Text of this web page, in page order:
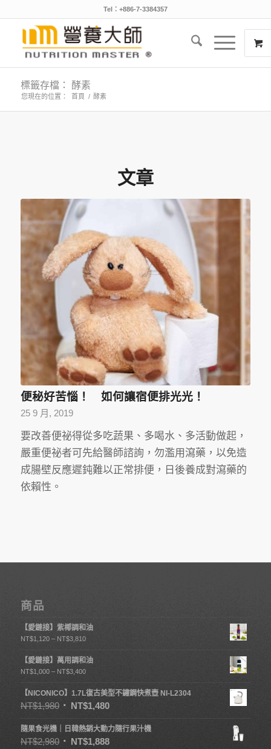
Tel：+886-7-3384357
標籤存檔： 酵素
您現在的位置： 首頁 / 酵素
文章
便秘好苦惱！ 如何讓宿便排光光！
25 9 月, 2019
要改善便祕得從多吃蔬果、多喝水、多活動做起，
嚴重便祕者可先給醫師諮詢，勿濫用瀉藥，以免造
成腸壁反應遲鈍難以正常排便，日後養成對瀉藥的
依賴性。
商品
【愛鏈接】紫椰調和油
NT$1,120 – NT$3,810
【愛鏈接】萬用調和油
NT$1,000 – NT$3,400
【NICONICO】1.7L復古美型不鏽鋼快煮壺 NI-L2304
NT$1,980 NT$1,480
隨果食光機｜日韓熱銷大動力隨行果汁機
NT$2,980 NT$1,888